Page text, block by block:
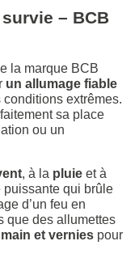
– BCB
la marque BCB
un allumage fiable
conditions extrêmes.
sa place
ou un
, à la pluie et à
puissante qui brûle
d’un feu en
que des allumettes
et vernies pour